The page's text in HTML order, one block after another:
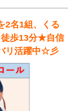
2名1組、くる
徒歩13分★自信
リ活躍中☆彡